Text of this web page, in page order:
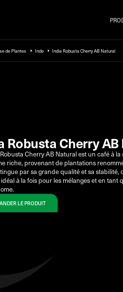
de Plantes Inde India Robusta Cherry AB Natural
Robusta Cherry
Cherry AB Natural est un café à
riche, provenant de plantations
par sa grande qualité et sa stabilité,
à la fois pour les mélanges et en tant
LE PRODUIT